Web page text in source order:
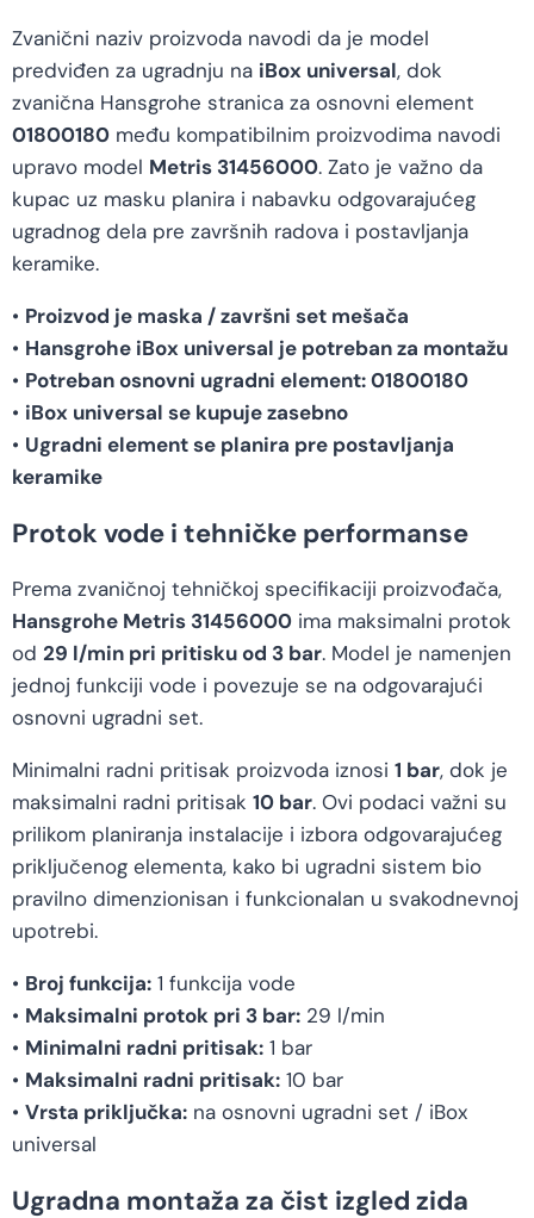
Zvanični naziv proizvoda navodi da je model
predviđen za ugradnju na iBox universal, dok
zvanična Hansgrohe stranica za osnovni element
01800180 među kompatibilnim proizvodima navodi
upravo model Metris 31456000. Zato je važno da
kupac uz masku planira i nabavku odgovarajućeg
ugradnog dela pre završnih radova i postavljanja
keramike.
• Proizvod je maska / završni set mešača
• Hansgrohe iBox universal je potreban za montažu
• Potreban osnovni ugradni element: 01800180
• iBox universal se kupuje zasebno
• Ugradni element se planira pre postavljanja
keramike
Protok vode i tehničke performanse
Prema zvaničnoj tehničkoj specifikaciji proizvođača,
Hansgrohe Metris 31456000 ima maksimalni protok
od 29 l/min pri pritisku od 3 bar. Model je namenjen
jednoj funkciji vode i povezuje se na odgovarajući
osnovni ugradni set.
Minimalni radni pritisak proizvoda iznosi 1 bar, dok je
maksimalni radni pritisak 10 bar. Ovi podaci važni su
prilikom planiranja instalacije i izbora odgovarajućeg
priključenog elementa, kako bi ugradni sistem bio
pravilno dimenzionisan i funkcionalan u svakodnevnoj
upotrebi.
• Broj funkcija: 1 funkcija vode
• Maksimalni protok pri 3 bar: 29 l/min
• Minimalni radni pritisak: 1 bar
• Maksimalni radni pritisak: 10 bar
• Vrsta priključka: na osnovni ugradni set / iBox
universal
Ugradna montaža za čist izgled zida